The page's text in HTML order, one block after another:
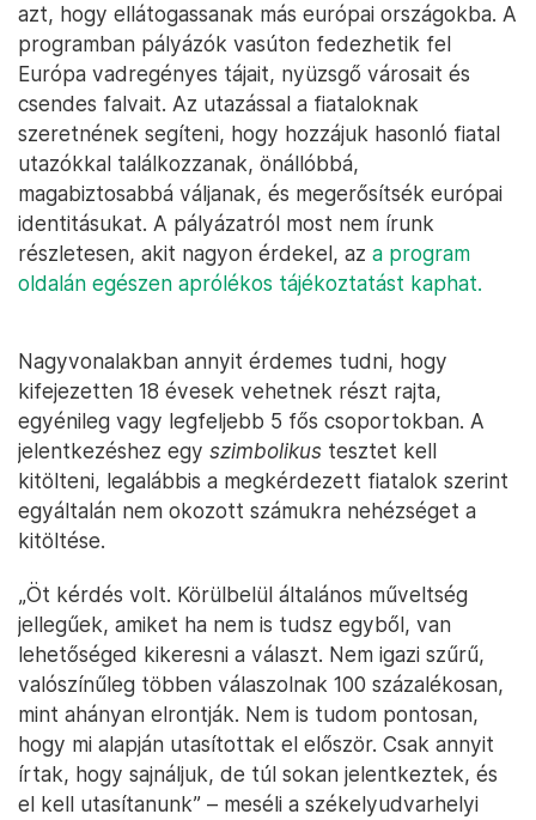
azt, hogy ellátogassanak más európai országokba. A
programban pályázók vasúton fedezhetik fel
Európa vadregényes tájait, nyüzsgő városait és
csendes falvait. Az utazással a fiataloknak
szeretnének segíteni, hogy hozzájuk hasonló fiatal
utazókkal találkozzanak, önállóbbá,
magabiztosabbá váljanak, és megerősítsék európai
identitásukat. A pályázatról most nem írunk
részletesen, akit nagyon érdekel, az a program
oldalán egészen aprólékos tájékoztatást kaphat.
Nagyvonalakban annyit érdemes tudni, hogy
kifejezetten 18 évesek vehetnek részt rajta,
egyénileg vagy legfeljebb 5 fős csoportokban. A
jelentkezéshez egy szimbolikus tesztet kell
kitölteni, legalábbis a megkérdezett fiatalok szerint
egyáltalán nem okozott számukra nehézséget a
kitöltése.
„Öt kérdés volt. Körülbelül általános műveltség
jellegűek, amiket ha nem is tudsz egyből, van
lehetőséged kikeresni a választ. Nem igazi szűrű,
valószínűleg többen válaszolnak 100 százalékosan,
mint ahányan elrontják. Nem is tudom pontosan,
hogy mi alapján utasítottak el először. Csak annyit
írtak, hogy sajnáljuk, de túl sokan jelentkeztek, és
el kell utasítanunk” – meséli a székelyudvarhelyi